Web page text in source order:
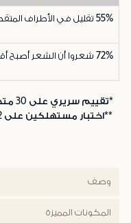
55% تقليل في الأطراف
72% شعروا أن الشعر أصبح
*تقييم سريري على 30 متطوعاً
**اختبار مستهلكين على 32 متطوعاً بعد 28 يوماً
وصف
المكونات المميزة